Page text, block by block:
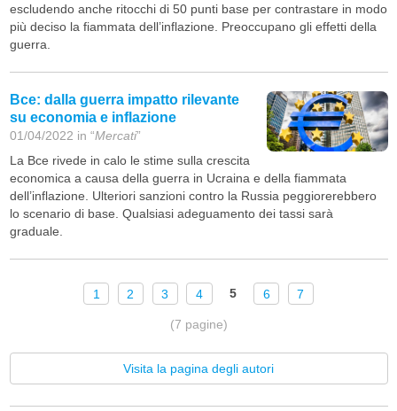
escludendo anche ritocchi di 50 punti base per contrastare in modo
più deciso la fiammata dell’inflazione. Preoccupano gli effetti della
guerra.
Bce: dalla guerra impatto rilevante
su economia e inflazione
01/04/2022 in “Mercati”
La Bce rivede in calo le stime sulla crescita
economica a causa della guerra in Ucraina e della fiammata
dell’inflazione. Ulteriori sanzioni contro la Russia peggiorerebbero
lo scenario di base. Qualsiasi adeguamento dei tassi sarà
graduale.
1 2 3 4 5 6 7
(7 pagine)
Visita la pagina degli autori